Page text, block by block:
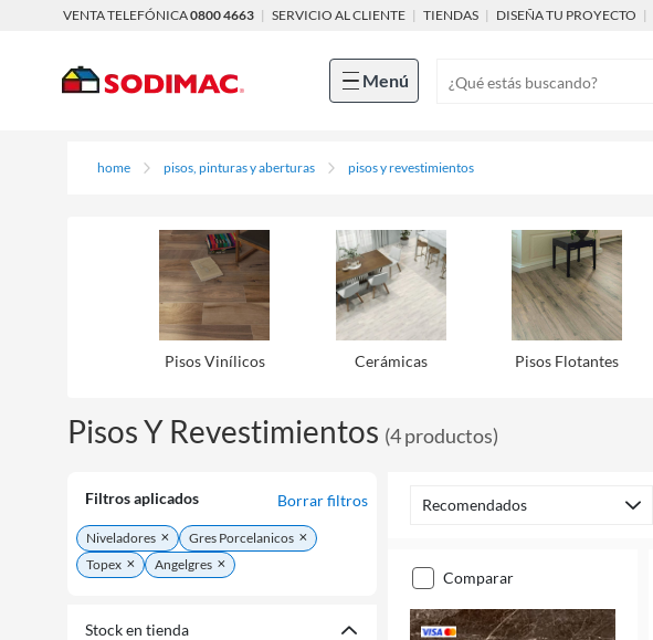
VENTA TELEFÓNICA0800 4663 | SERVICIO AL CLIENTE | TIENDAS | DISEÑA TU PROYECTO |
Menú
home pisos, pinturas y aberturas pisos y revestimientos
Pisos Viní­licos Cerámicas Pisos Flotantes
Pisos Y Revestimientos (4productos)
Filtros aplicados Borrar filtros
Niveladores
Gres Porcelanicos
Topex
Angelgres
Stock en tienda
Recomendados
comparar